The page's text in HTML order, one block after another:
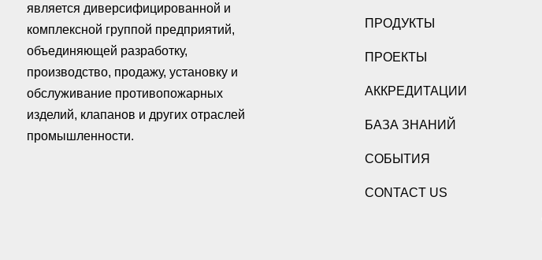
является диверсифицированной и
комплексной группой предприятий,
объединяющей разработку,
производство, продажу, установку и
обслуживание противопожарных
изделий, клапанов и других отраслей
промышленности.
ПРОДУКТЫ
ПРОЕКТЫ
АККРЕДИТАЦИИ
БАЗА ЗНАНИЙ
СОБЫТИЯ
CONTACT US